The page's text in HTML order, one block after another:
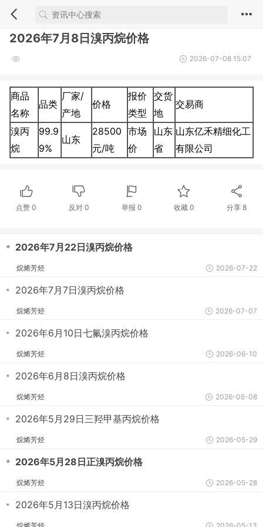
2026年7月8日溴丙烷价格
2026-07-08 15:07
商品
名称
品类
厂家/
产地
价格
报价
类型
交货
地
交易商
溴丙
烷
99.9
9%
山东
28500
元/吨
市场
价
山东
省
山东亿禾精细化工
有限公司
点赞0 反对 0 举报 0 收藏 0 分享8
・ 2026年7月22日溴丙烷价格
烷烯芳烃 2026-07-22
・ 2026年7月7日溴丙烷价格
烷烯芳烃 2026-07-07
・ 2026年6月10日七氟溴丙烷价格
烷烯芳烃 2026-06-10
・ 2026年6月8日溴丙烷价格
烷烯芳烃 2026-06-08
・ 2026年5月29日三羟甲基丙烷价格
烷烯芳烃 2026-05-29
・ 2026年5月28日正溴丙烷价格
烷烯芳烃 2026-05-28
・ 2026年5月13日溴丙烷价格